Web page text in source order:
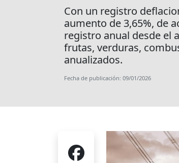
Con un registro
aumento de 3,65%, de
registro anual desde el
frutas, verduras,
anualizados.
Fecha de publicación: 09/01/2026